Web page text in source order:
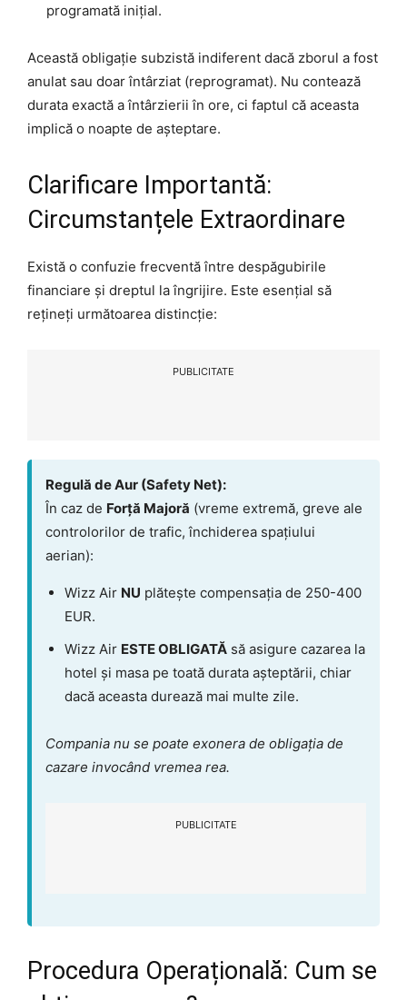
programată inițial.
Această obligație subzistă indiferent dacă zborul a fost
anulat sau doar întârziat (reprogramat). Nu contează
durata exactă a întârzierii în ore, ci faptul că aceasta
implică o noapte de așteptare.
Clarificare Importantă:
Circumstanțele Extraordinare
Există o confuzie frecventă între despăgubirile
financiare și dreptul la îngrijire. Este esențial să
rețineți următoarea distincție:
PUBLICITATE
Regulă de Aur (Safety Net):
În caz de Forță Majoră (vreme extremă, greve ale
controlorilor de trafic, închiderea spațiului
aerian):
Wizz Air NU plătește compensația de 250-400
EUR.
Wizz Air ESTE OBLIGATĂ să asigure cazarea la
hotel și masa pe toată durata așteptării, chiar
dacă aceasta durează mai multe zile.
Compania nu se poate exonera de obligația de
cazare invocând vremea rea.
PUBLICITATE
Procedura Operațională: Cum se